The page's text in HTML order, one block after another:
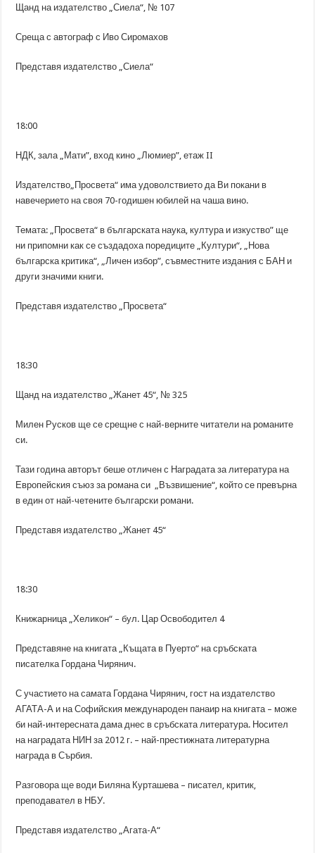
Щанд на издателство „Сиела“, № 107
Среща с автограф с Иво Сиромахов
Представя издателство „Сиела“
18:00
НДК, зала „Мати”, вход кино „Люмиер”, етаж II
Издателство„Просвета“ има удоволствието да Ви покани в
навечерието на своя 70-годишен юбилей на чаша вино.
Темата: „Просвета“ в българската наука, култура и изкуство” ще
ни припомни как се създадоха поредиците „Култури“, „Нова
българска критика“, „Личен избор”, съвместните издания с БАН и
други значими книги.
Представя издателство „Просвета“
18:30
Щанд на издателство „Жанет 45“, № 325
Милен Русков ще се срещне с най-верните читатели на романите
си.
Тази година авторът беше отличен с Наградата за литература на
Европейския съюз за романа си „Възвишение“, който се превърна
в един от най-четените български романи.
Представя издателство „Жанет 45“
18:30
Книжарница „Хеликон“ – бул. Цар Освободител 4
Представяне на книгата „Къщата в Пуерто“ на сръбската
писателка Гордана Чирянич.
С участието на самата Гордана Чирянич, гост на издателство
АГАТА-А и на Софийския международен панаир на книгата – може
би най-интересната дама днес в сръбската литература. Носител
на наградата НИН за 2012 г. – най-престижната литературна
награда в Сърбия.
Разговора ще води Биляна Курташева – писател, критик,
преподавател в НБУ.
Представя издателство „Агата-А“